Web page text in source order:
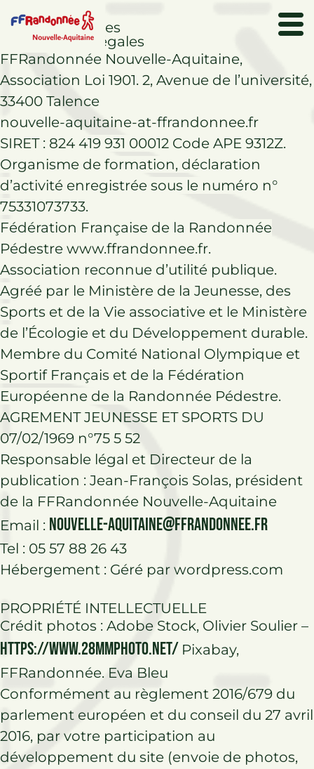
mentions légales
Informations légales
FFRandonnée Nouvelle-Aquitaine,
Association Loi 1901. 2, Avenue de l’université,
33400 Talence
nouvelle-aquitaine-at-ffrandonnee.fr
SIRET : 824 419 931 00012 Code APE 9312Z.
Organisme de formation, déclaration
d’activité enregistrée sous le numéro n°
75331073733.
Fédération Française de la Randonnée
Pédestre www.ffrandonnee.fr.
Association reconnue d’utilité publique.
Agréé par le Ministère de la Jeunesse, des
Sports et de la Vie associative et le Ministère
de l’Écologie et du Développement durable.
Membre du Comité National Olympique et
Sportif Français et de la Fédération
Européenne de la Randonnée Pédestre.
AGREMENT JEUNESSE ET SPORTS DU
07/02/1969 n°75 5 52
Responsable légal et Directeur de la
publication : Jean-François Solas, président
de la FFRandonnée Nouvelle-Aquitaine
Email : nouvelle-aquitaine@ffrandonnee.fr
Tel : 05 57 88 26 43
Hébergement : Géré par wordpress.com
PROPRIÉTÉ INTELLECTUELLE
Crédit photos : Adobe Stock, Olivier Soulier –
https://www.28mmphoto.net/ Pixabay,
FFRandonnée. Eva Bleu
Conformément au règlement 2016/679 du
parlement européen et du conseil du 27 avril
2016, par votre participation au
développement du site (envoie de photos,